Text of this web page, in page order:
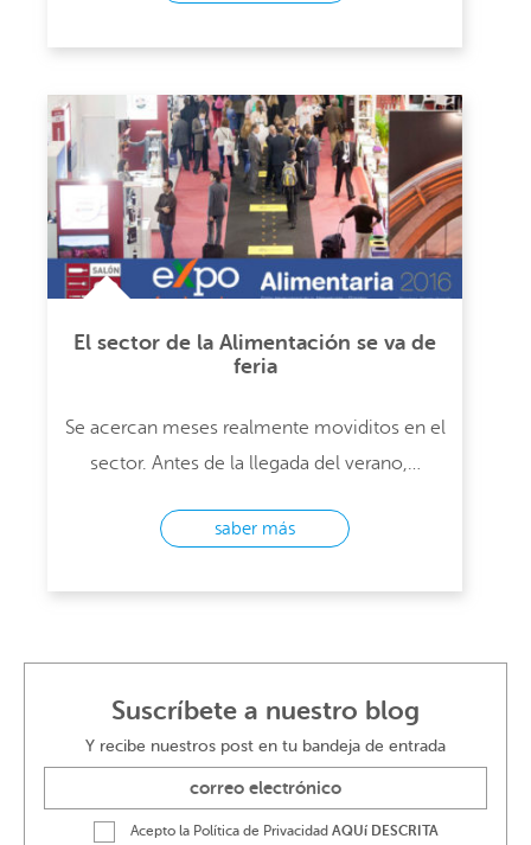
El sector de la Alimentación se va de
feria
Se acercan meses realmente moviditos en el
sector. Antes de la llegada del verano,…
saber más
Suscríbete a nuestro blog
Y recibe nuestros post en tu bandeja de entrada
Acepto la Política de Privacidad AQUí DESCRITA